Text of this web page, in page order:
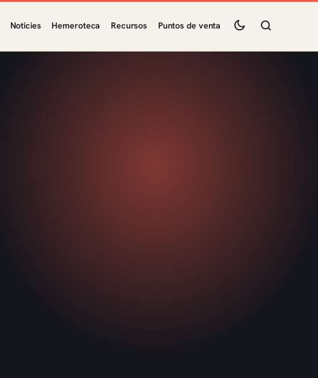
Noticies Hemeroteca Recursos Puntos de venta